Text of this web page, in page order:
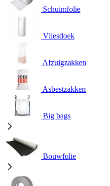
Schuimfolie
Vliesdoek
Afzuigzakken
Asbestzakken
Big bags
Bouwfolie